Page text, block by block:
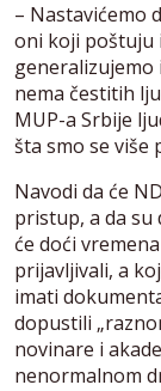
– Nastavićemo
oni koji poštuju
generalizujemo
nema čestitih
MUP-a Srbije
šta smo se više
Navodi da će
pristup, a da su
će doći
prijavljivali, a
imati
dopustili
novinare i
nenormalnom